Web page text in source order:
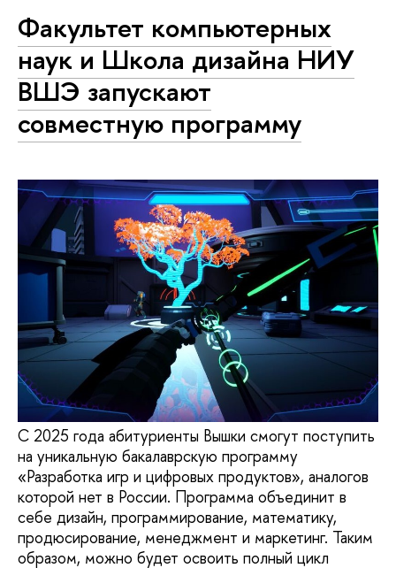
Факультет компьютерных
наук и Школа дизайна НИУ
ВШЭ запускают
совместную программу
С 2025 года абитуриенты Вышки смогут поступить
на уникальную бакалаврскую программу
«Разработка игр и цифровых продуктов», аналогов
которой нет в России. Программа объединит в
себе дизайн, программирование, математику,
продюсирование, менеджмент и маркетинг. Таким
образом, можно будет освоить полный цикл